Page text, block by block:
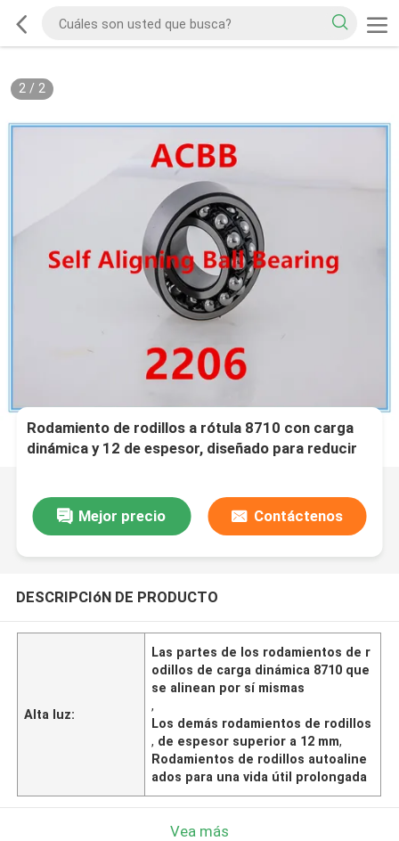
2/ 2
Rodamiento de rodillos a rótula 8710 con carga
dinámica y 12 de espesor, diseñado para reducir
Mejor precio Contáctenos
DESCRIPCIóN DE PRODUCTO
Alta luz:
Las partes de los rodamientos de r
odillos de carga dinámica 8710 que
se alinean por sí mismas
,
Los demás rodamientos de rodillos
, de espesor superior a 12 mm,
Rodamientos de rodillos autoaline
ados para una vida útil prolongada
Vea más